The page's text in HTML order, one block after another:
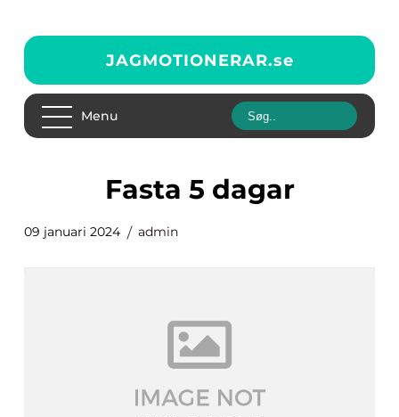
JAGMOTIONERAR.se
Menu
fasta 5 dagar
09 januari 2024 admin